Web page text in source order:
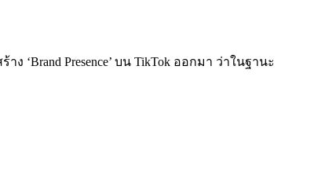
‘Brand Presence’ บน TikTok ออกมา ว่าในฐานะ